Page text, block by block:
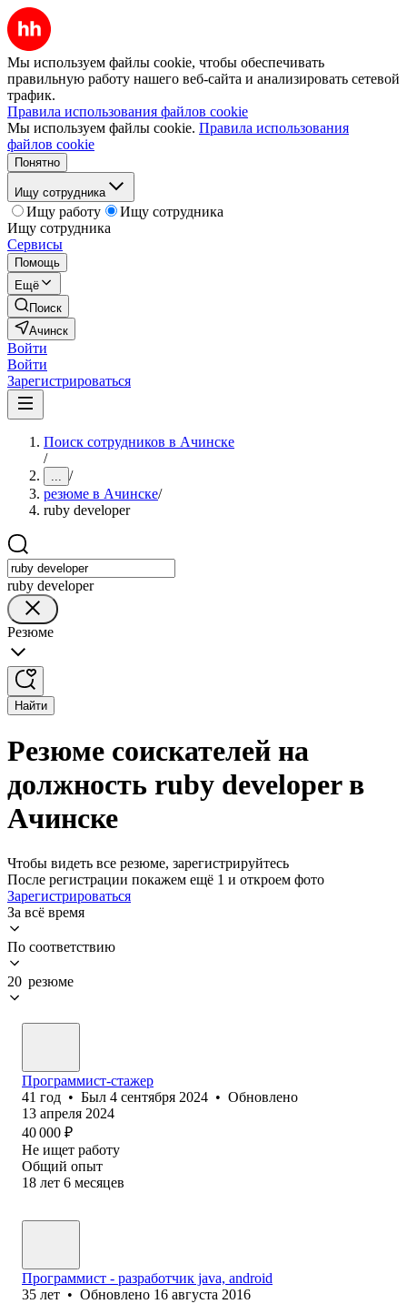
Мы используем файлы cookie, чтобы обеспечивать
правильную работу нашего веб-сайта и анализировать сетевой
трафик.
Правила использования файлов cookie
Мы используем файлы cookie. Правила использования
файлов cookie
Понятно
Ищу сотрудника
Ищу работу
Ищу сотрудника
Ищу сотрудника
Сервисы
Помощь
Ещё
Поиск
Ачинск
Войти
Войти
Зарегистрироваться
Поиск сотрудников в Ачинске
/
... /
резюме в Ачинске/
ruby developer
ruby developer
Резюме
Найти
Резюме соискателей на
должность ruby developer в
Ачинске
Чтобы видеть все резюме, зарегистрируйтесь
После регистрации покажем ещё 1 и откроем фото
Зарегистрироваться
За всё время
По соответствию
20 резюме
Программист-стажер
41 год • Был 4 сентября 2024 • Обновлено
13 апреля 2024
40 000 ₽
Не ищет работу
Общий опыт
18 лет 6 месяцев
Программист - разработчик java, android
35 лет • Обновлено 16 августа 2016